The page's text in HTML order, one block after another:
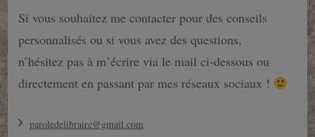
Si vous souhaitez me contacter pour des conseils
personnalisés ou si vous avez des questions,
n’hésitez pas à m’écrire via le mail ci-dessous ou
directement en passant par mes réseaux sociaux !
paroledelibraire@gmail.com